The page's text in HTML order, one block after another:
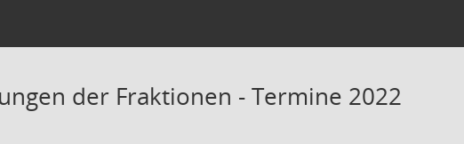
der Fraktionen - Termine 2022